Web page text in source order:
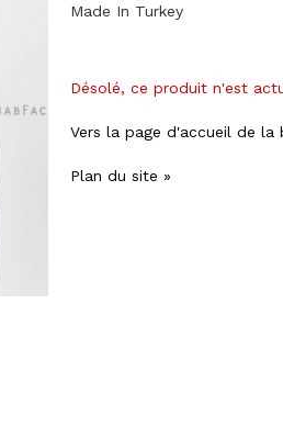
Made In Turkey
Désolé, ce produit n'est
Vers la page d'accueil de la
Plan du site »